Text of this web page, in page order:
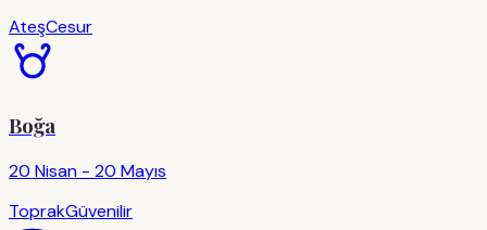
AteşCesur
Boğa
20 Nisan - 20 Mayıs
ToprakGüvenilir